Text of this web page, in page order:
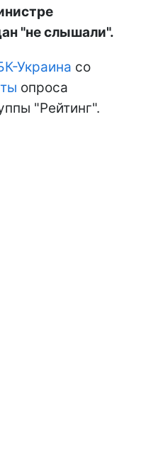
"не слышали".
Украина со
опроса
"Рейтинг".